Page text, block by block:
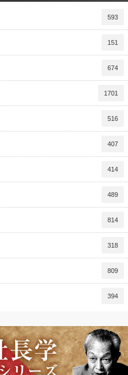
593
151
674
1701
516
407
414
489
814
318
809
394